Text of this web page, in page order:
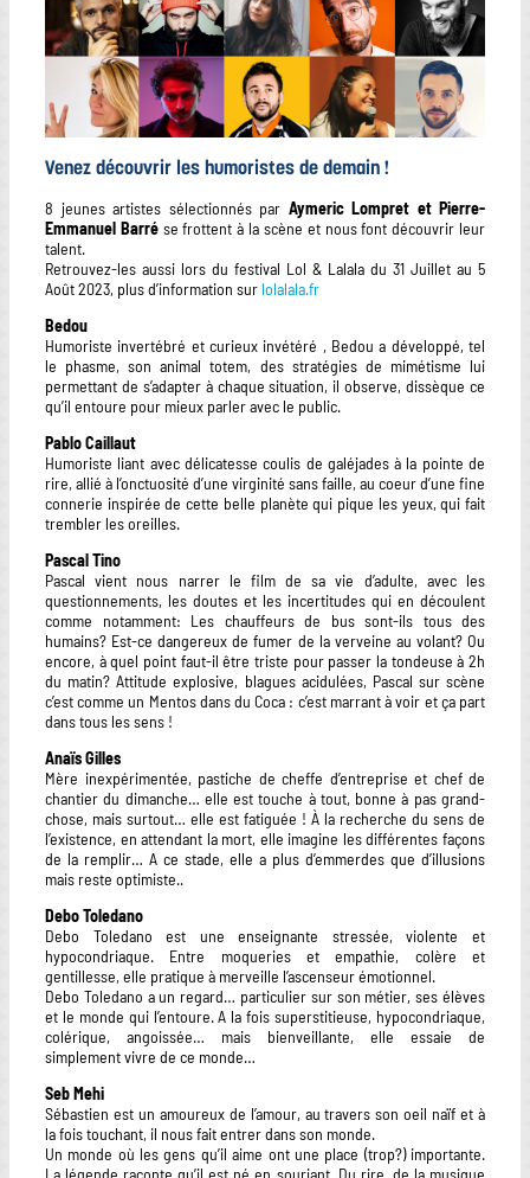
Venez découvrir les humoristes de demain !
8 jeunes artistes sélectionnés par Aymeric Lompret et Pierre-
Emmanuel Barrése frottent à la scène et nous font découvrir leur
talent.
Retrouvez-les aussi lors du festival Lol & Lalala du 31 Juillet au 5
Août 2023, plus d’information sur lolalala.fr
Bedou
Humoriste invertébré et curieux invétéré , Bedou a développé, tel
le phasme, son animal totem, des stratégies de mimétisme lui
permettant de s’adapter à chaque situation, il observe, dissèque ce
qu’il entoure pour mieux parler avec le public.
Pablo Caillaut
Humoriste liant avec délicatesse coulis de galéjades à la pointe de
rire, allié à l’onctuosité d’une virginité sans faille, au coeur d’une fine
connerie inspirée de cette belle planète qui pique les yeux, qui fait
trembler les oreilles.
Pascal Tino
Pascal vient nous narrer le film de sa vie d’adulte, avec les
questionnements, les doutes et les incertitudes qui en découlent
comme notamment: Les chauffeurs de bus sont-ils tous des
humains? Est-ce dangereux de fumer de la verveine au volant? Ou
encore, à quel point faut-il être triste pour passer la tondeuse à 2h
du matin? Attitude explosive, blagues acidulées, Pascal sur scène
c’est comme un Mentos dans du Coca : c’est marrant à voir et ça part
dans tous les sens !
Anaïs Gilles
Mère inexpérimentée, pastiche de cheffe d’entreprise et chef de
chantier du dimanche… elle est touche à tout, bonne à pas grand-
chose, mais surtout… elle est fatiguée ! À la recherche du sens de
l’existence, en attendant la mort, elle imagine les différentes façons
de la remplir… A ce stade, elle a plus d’emmerdes que d’illusions
mais reste optimiste..
Debo Toledano
Debo Toledano est une enseignante stressée, violente et
hypocondriaque. Entre moqueries et empathie, colère et
gentillesse, elle pratique à merveille l’ascenseur émotionnel.
Debo Toledano a un regard… particulier sur son métier, ses élèves
et le monde qui l’entoure. A la fois superstitieuse, hypocondriaque,
colérique, angoissée… mais bienveillante, elle essaie de
simplement vivre de ce monde…
Seb Mehi
Sébastien est un amoureux de l’amour, au travers son oeil naïf et à
la fois touchant, il nous fait entrer dans son monde.
Un monde où les gens qu’il aime ont une place (trop?) importante.